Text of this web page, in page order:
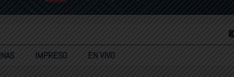
IMPRESO EN VIVO